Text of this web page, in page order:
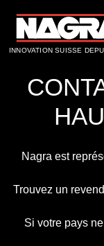
INNOVATION SUISSE
Nagra est
Trouvez un
Si votre pays